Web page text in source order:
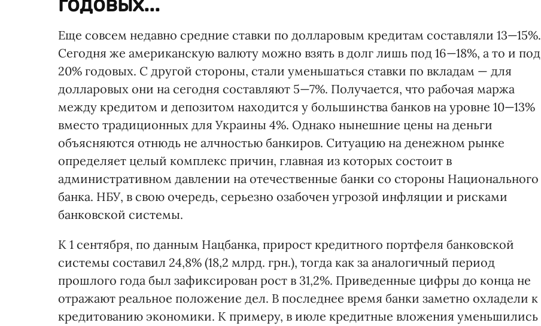
Еще совсем недавно средние ставки по долларовым кредитам составляли 13—15%.
Сегодня же американскую валюту можно взять в долг лишь под 16—18%, а то и под
20% годовых. С другой стороны, стали уменьшаться ставки по вкладам — для
долларовых они на сегодня составляют 5—7%. Получается, что рабочая маржа
между кредитом и депозитом находится у большинства банков на уровне 10—13%
вместо традиционных для Украины 4%. Однако нынешние цены на деньги
объясняются отнюдь не алчностью банкиров. Ситуацию на денежном рынке
определяет целый комплекс причин, главная из которых состоит в
административном давлении на отечественные банки со стороны Национального
банка. НБУ, в свою очередь, серьезно озабочен угрозой инфляции и рисками
банковской системы.
К 1 сентября, по данным Нацбанка, прирост кредитного портфеля банковской
системы составил 24,8% (18,2 млрд. грн.), тогда как за аналогичный период
прошлого года был зафиксирован рост в 31,2%. Приведенные цифры до конца не
отражают реальное положение дел. В последнее время банки заметно охладели к
кредитованию экономики. К примеру, в июле кредитные вложения уменьшились